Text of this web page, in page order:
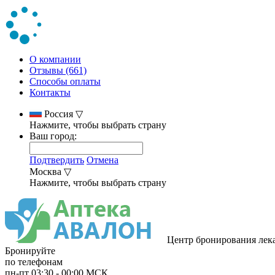
О компании
Отзывы (661)
Способы оплаты
Контакты
Россия ▽
Нажмите, чтобы выбрать страну
Ваш город:
Подтвердить Отмена
Москва ▽
Нажмите, чтобы выбрать страну
Центр бронирования
Бронируйте
по телефонам
пн-пт 03:30 - 00:00 МСК